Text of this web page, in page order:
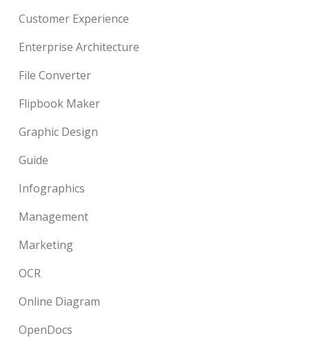
Customer Experience
Enterprise Architecture
File Converter
Flipbook Maker
Graphic Design
Guide
Infographics
Management
Marketing
OCR
Online Diagram
OpenDocs